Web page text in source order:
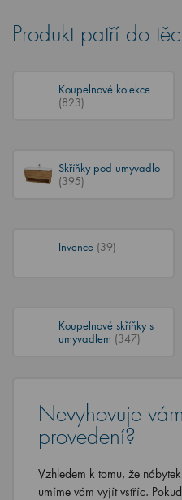
Produkt patří do
Koupelnové kolekce
(823)
Skříňky pod umyvadlo
(395)
Invence (39)
Koupelnové skříňky s
umyvadlem (347)
Nevyhovuje
provedení?
Vzhledem k tomu, že
umíme vám vyjít vstříc.